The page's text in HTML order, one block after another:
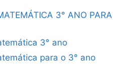
3° ANO PARA
3° ano
para o 3° ano